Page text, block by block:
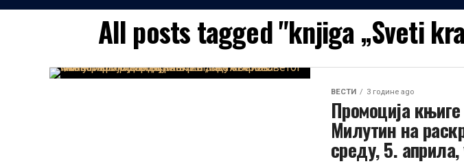
All posts tagged "knjiga „Sveti
ВЕСТИ 3 године ago
Промоција
Милутин на
среду, 5.